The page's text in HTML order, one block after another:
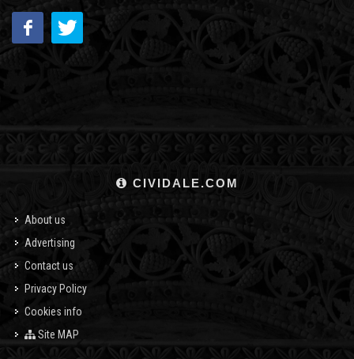
CIVIDALE.COM
About us
Advertising
Contact us
Privacy Policy
Cookies info
Site MAP